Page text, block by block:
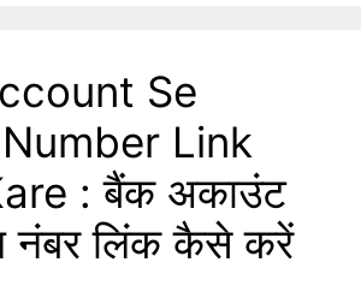
Se
Link
: बैंक अकाउंट
नंबर लिंक कैसे करें